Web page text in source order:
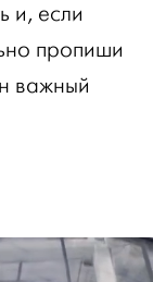
и, если
пропиши
важный